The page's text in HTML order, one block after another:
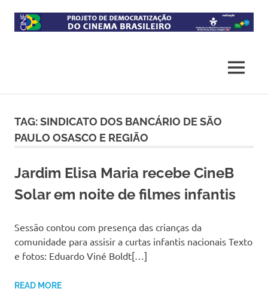
content
brasileiro
MENU
TAG:SINDICATO DOS BANCÁRIO DE SÃO
PAULO OSASCO E REGIÃO
Jardim Elisa Maria recebe CineB
Solar em noite de filmes infantis
Sessão contou com presença das crianças da
comunidade para assisir a curtas infantis nacionais Texto
e fotos: Eduardo Viné Boldt[…]
READ MORE